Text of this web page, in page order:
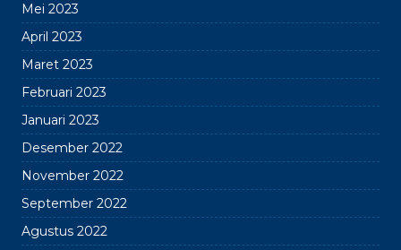
Mei 2023
April 2023
Maret 2023
Februari 2023
Januari 2023
Desember 2022
November 2022
September 2022
Agustus 2022